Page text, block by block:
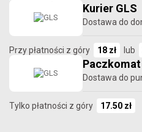
Kurier GLS
Dostawa do
Przy płatności z góry 18 zł lub
Dostawa do
Tylko płatności z góry 17.50 zł